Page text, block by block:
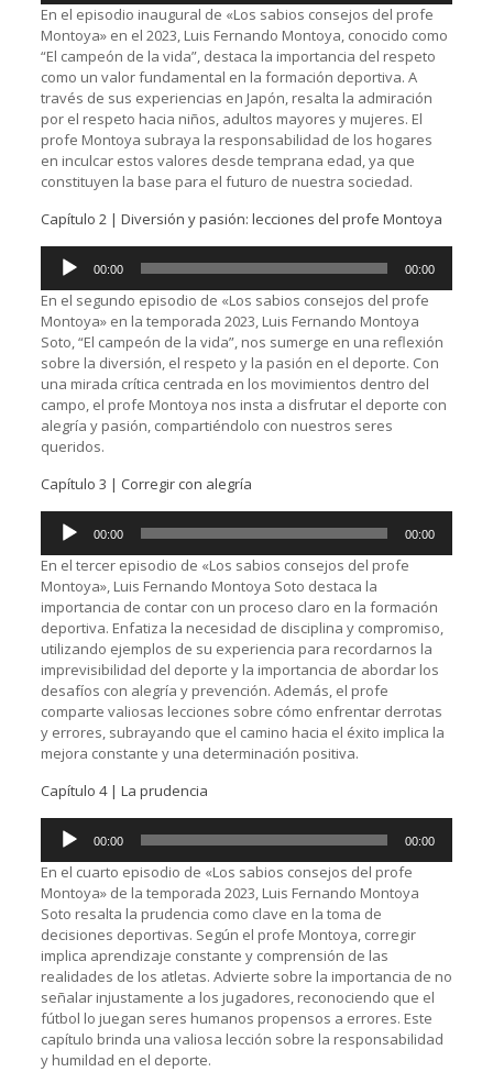
audio
En el episodio inaugural de «Los sabios consejos del profe
Montoya» en el 2023, Luis Fernando Montoya, conocido como
“El campeón de la vida”, destaca la importancia del respeto
como un valor fundamental en la formación deportiva. A
través de sus experiencias en Japón, resalta la admiración
por el respeto hacia niños, adultos mayores y mujeres. El
profe Montoya subraya la responsabilidad de los hogares
en inculcar estos valores desde temprana edad, ya que
constituyen la base para el futuro de nuestra sociedad.
Capítulo 2 | Diversión y pasión: lecciones del profe Montoya
Reproductor
audio
00:00 00:00
En el segundo episodio de «Los sabios consejos del profe
Montoya» en la temporada 2023, Luis Fernando Montoya
Soto, “El campeón de la vida”, nos sumerge en una reflexión
sobre la diversión, el respeto y la pasión en el deporte. Con
una mirada crítica centrada en los movimientos dentro del
campo, el profe Montoya nos insta a disfrutar el deporte con
alegría y pasión, compartiéndolo con nuestros seres
queridos.
Capítulo 3 | Corregir con alegría
Reproductor
audio
00:00 00:00
En el tercer episodio de «Los sabios consejos del profe
Montoya», Luis Fernando Montoya Soto destaca la
importancia de contar con un proceso claro en la formación
deportiva. Enfatiza la necesidad de disciplina y compromiso,
utilizando ejemplos de su experiencia para recordarnos la
imprevisibilidad del deporte y la importancia de abordar los
desafíos con alegría y prevención. Además, el profe
comparte valiosas lecciones sobre cómo enfrentar derrotas
y errores, subrayando que el camino hacia el éxito implica la
mejora constante y una determinación positiva.
Capítulo 4 | La prudencia
Reproductor
audio
00:00 00:00
En el cuarto episodio de «Los sabios consejos del profe
Montoya» de la temporada 2023, Luis Fernando Montoya
Soto resalta la prudencia como clave en la toma de
decisiones deportivas. Según el profe Montoya, corregir
implica aprendizaje constante y comprensión de las
realidades de los atletas. Advierte sobre la importancia de no
señalar injustamente a los jugadores, reconociendo que el
fútbol lo juegan seres humanos propensos a errores. Este
capítulo brinda una valiosa lección sobre la responsabilidad
y humildad en el deporte.